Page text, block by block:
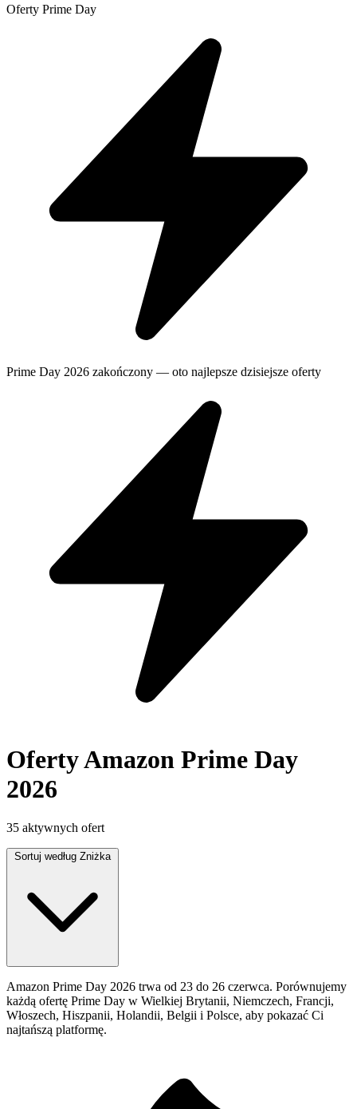
Oferty Prime Day
Prime Day 2026 zakończony — oto najlepsze dzisiejsze oferty
Oferty Amazon Prime Day
2026
35 aktywnych ofert
Sortuj według Zniżka
Amazon Prime Day 2026 trwa od 23 do 26 czerwca. Porównujemy
każdą ofertę Prime Day w Wielkiej Brytanii, Niemczech, Francji,
Włoszech, Hiszpanii, Holandii, Belgii i Polsce, aby pokazać Ci
najtańszą platformę.